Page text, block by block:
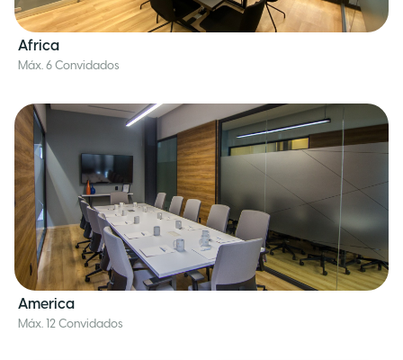
Africa
Máx. 6 Convidados
America
Máx. 12 Convidados